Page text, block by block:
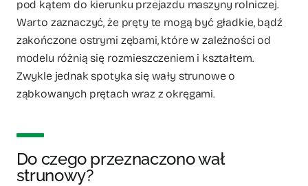
pod kątem do kierunku przejazdu maszyny rolniczej.
Warto zaznaczyć, że pręty te mogą być gładkie, bądź
zakończone ostrymi zębami, które w zależności od
modelu różnią się rozmieszczeniem i kształtem.
Zwykle jednak spotyka się wały strunowe o
ząbkowanych prętach wraz z okręgami.
Do czego przeznaczono wał
strunowy?